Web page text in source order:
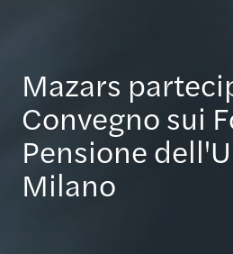
Mazars
Convegno sui
Pensione
Milano